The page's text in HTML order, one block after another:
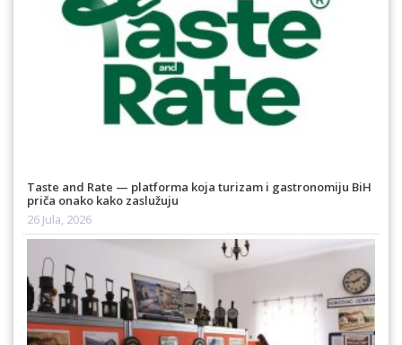
Taste and Rate — platforma koja turizam i gastronomiju BiH
priča onako kako zaslužuju
26 Jula, 2026